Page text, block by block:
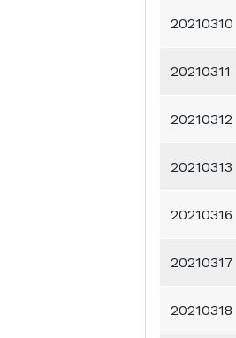
20210310
20210311
20210312
20210313
20210316
20210317
20210318